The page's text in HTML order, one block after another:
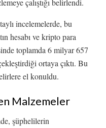
incelemelerde, bu
hesabı ve kripto para
toplamda 6 milyar 657
ortaya çıktı. Bu
el konuldu.
Malzemeler
şüphelilerin